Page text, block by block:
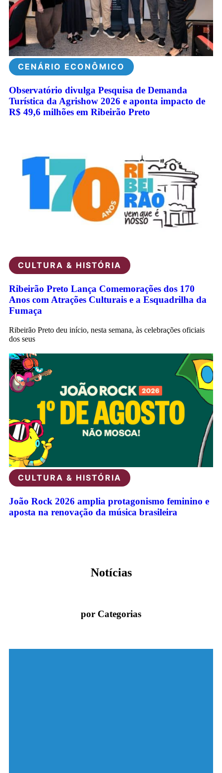
CENÁRIO ECONÔMICO
Observatório divulga Pesquisa de Demanda
Turística da Agrishow 2026 e aponta impacto de
R$ 49,6 milhões em Ribeirão Preto
CULTURA & HISTÓRIA
Ribeirão Preto Lança Comemorações dos 170
Anos com Atrações Culturais e a Esquadrilha da
Fumaça
Ribeirão Preto deu início, nesta semana, às celebrações oficiais
dos seus
CULTURA & HISTÓRIA
João Rock 2026 amplia protagonismo feminino e
aposta na renovação da música brasileira
Notícias
por Categorias